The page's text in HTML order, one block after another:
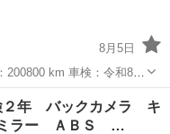
8月5日
200800 km 車検：令和8年
検あり！ エア...
２年 バックカメラ キ
ラー ＡＢＳ …